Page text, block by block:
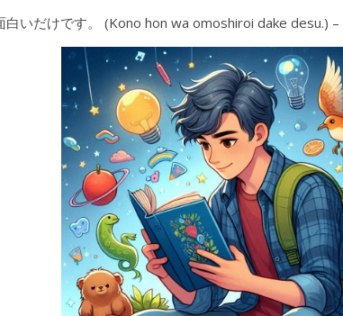
白いだけです。 (Kono hon wa omoshiroi dake desu.) –